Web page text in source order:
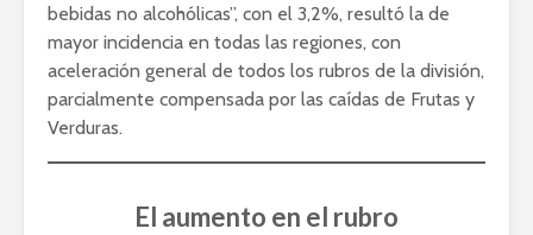
bebidas no alcohólicas”, con el 3,2%, resultó la de
mayor incidencia en todas las regiones, con
aceleración general de todos los rubros de la división,
parcialmente compensada por las caídas de Frutas y
Verduras.
El aumento en el rubro